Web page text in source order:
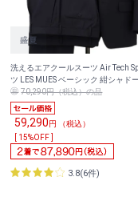
洗えるエアクールスーツ Air Tech
ツ LES MUES ベーシック 紺シャドー
70,290円（税込）の品
59,290円 （税込）
[ 15%OFF ]
3.8(6件)